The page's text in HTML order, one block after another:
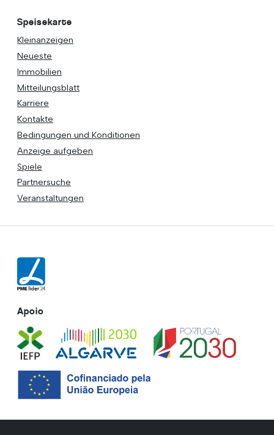
Speisekarte
Kleinanzeigen
Neueste
Immobilien
Mitteilungsblatt
Karriere
Kontakte
Bedingungen und Konditionen
Anzeige aufgeben
Spiele
Partnersuche
Veranstaltungen
Apoio